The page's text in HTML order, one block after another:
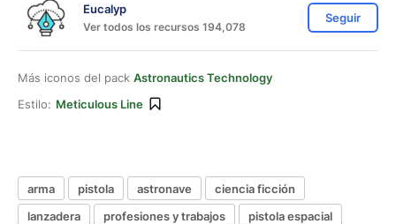
Eucalyp
Ver todos los recursos 194,078
Seguir
Más iconos del pack Astronautics Technology
Estilo: Meticulous Line
arma pistola astronave
ciencia ficción
lanzadera
profesiones y trabajos
pistola espacial